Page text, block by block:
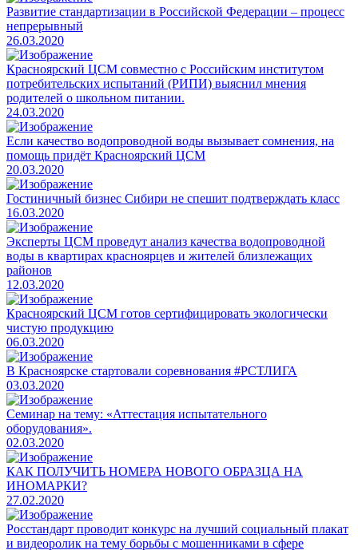
Развитие стандартизации в Российской Федерации – процесс
непрерывный
26.03.2020
Красноярский ЦСМ совместно с Российским институтом
потребительских испытаний (РИПИ) выяснил мнения
родителей о школьном питании.
24.03.2020
Если качество водопроводной воды вызывает сомнения, на
помощь придёт Красноярский ЦСМ
20.03.2020
Гостиничный бизнес Сибири не спешит подтверждать класс
16.03.2020
Эксперты ЦСМ проведут анализ качества водопроводной
воды в квартирах красноярцев и жителей близлежащих
районов
12.03.2020
Красноярский ЦСМ готов сертифицировать экологически
чистую продукцию
06.03.2020
В Красноярске стартовали соревнования #РСТЛИГА
03.03.2020
Семинар на тему: «Аттестация испытательного
оборудования».
02.03.2020
КАК ПОЛУЧИТЬ НОМЕРА НОВОГО ОБРАЗЦА НА
ИНОМАРКИ?
27.02.2020
Росстандарт проводит конкурс на лучший социальный плакат
и видеоролик на тему борьбы с мошенниками в сфере